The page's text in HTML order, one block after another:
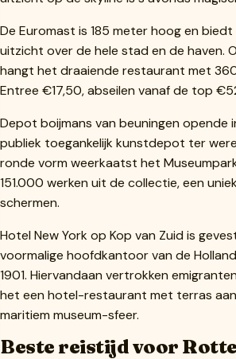
De Euromast is 185 meter hoog en
uitzicht over de hele stad en de haven.
hangt het draaiende restaurant met
Entree €17,50, abseilen vanaf de top
Depot boijmans van beuningen opende
publiek toegankelijk kunstdepot ter
ronde vorm weerkaatst het
151.000 werken uit de collectie, een
schermen.
Hotel New York op Kop van Zuid is
voormalige hoofdkantoor van de
1901. Hiervandaan vertrokken
het een hotel-restaurant met terras
maritiem museum-sfeer.
Beste reistijd voor